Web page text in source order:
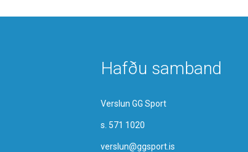
Hafðu samband
Verslun GG Sport
s. 571 1020
verslun@ggsport.is